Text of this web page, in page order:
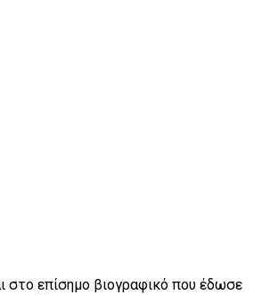
στο επίσημο βιογραφικό που έδωσε